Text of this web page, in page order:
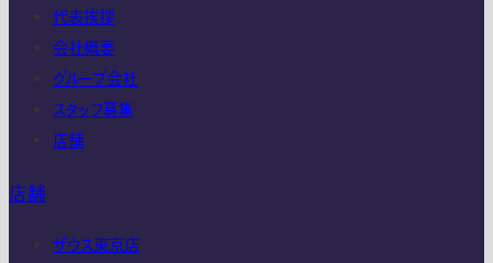
代表挨拶
会社概要
グループ会社
スタッフ募集
店舗
店舗
ザウス東京店